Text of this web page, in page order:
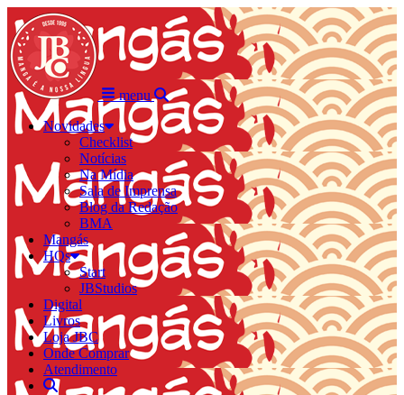
menu
Novidades
Checklist
Notícias
Na Mídia
Sala de Imprensa
Blog da Redação
BMA
Mangás
HQs
Start
JBStudios
Digital
Livros
Loja JBC
Onde Comprar
Atendimento